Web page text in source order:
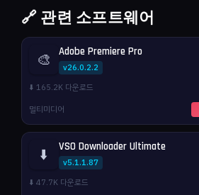
🔗 관련 소프트웨어
🎨 Adobe Premiere Pro
v26.0.2.2
⬇️ 165.2K 다운로드
멀티미디어
⬇️ VSO Downloader Ultimate
v5.1.1.87
⬇️ 47.7K 다운로드